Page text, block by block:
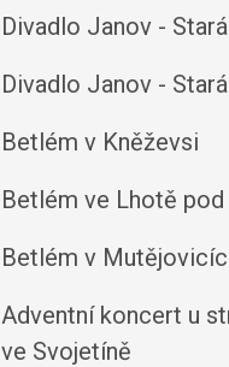
Divadlo Janov -
Divadlo Janov -
Betlém v Kněževsi
Betlém ve Lhotě pod
Betlém v
Adventní koncert u
ve Svojetíně